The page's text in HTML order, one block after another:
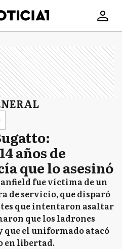
años de
que lo asesinó
fue víctima de un
de servicio, que disparó
que intentaron asaltar
que los ladrones
que el uniformado atacó
en libertad.